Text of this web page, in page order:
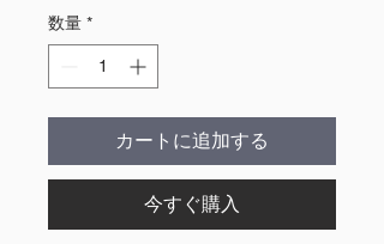
数量 *
カートに追加する
今すぐ購入